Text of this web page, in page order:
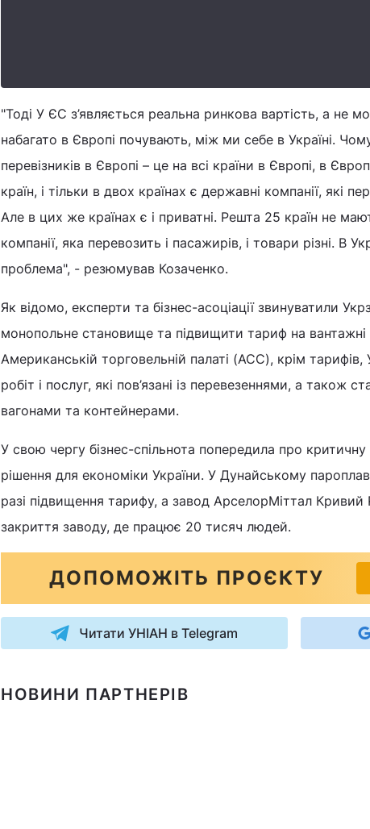
"Тоді У ЄС з’являється реальна ринкова вартість, а не
набагато в Європі почувають, між ми себе в Україні.
перевізників в Європі – це на всі країни в Європі, в
країн, і тільки в двох країнах є державні компанії, які
Але в цих же країнах є і приватні. Решта 25 країн не
компанії, яка перевозить і пасажирів, і товари різні. В
проблема", - резюмував Козаченко.
Як відомо, експерти та бізнес-асоціації звинуватили
монопольне становище та підвищити тариф на вантажні
Американській торговельній палаті (ACC), крім
робіт і послуг, які пов’язані із перевезеннями, а також
вагонами та контейнерами.
У свою чергу бізнес-спільнота попередила про
рішення для економіки України. У Дунайському
разі підвищення тарифу, а завод АрселорМіттал Кривий
закриття заводу, де працює 20 тисяч людей.
ДОПОМОЖІТЬ ПРОЄКТУ
Читати УНІАН в Telegram
НОВИНИ ПАРТНЕРІВ